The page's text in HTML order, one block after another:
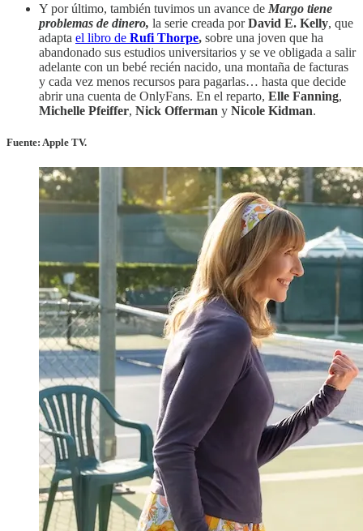
Y por último, también tuvimos un avance de Margo tiene
problemas de dinero, la serie creada porDavid E. Kelly, que
adapta el libro de Rufi Thorpe, sobre una joven que ha
abandonado sus estudios universitarios y se ve obligada a salir
adelante con un bebé recién nacido, una montaña de facturas
y cada vez menos recursos para pagarlas… hasta que decide
abrir una cuenta de OnlyFans. En el reparto, Elle Fanning,
Michelle Pfeiffer, Nick Offerman y Nicole Kidman.
Fuente: Apple TV. ‎